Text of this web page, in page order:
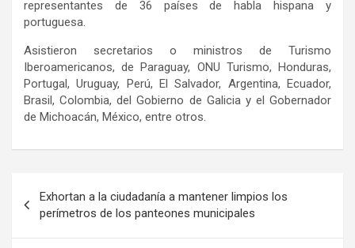
representantes de 36 países de habla hispana y
portuguesa.
Asistieron secretarios o ministros de Turismo
Iberoamericanos, de Paraguay, ONU Turismo, Honduras,
Portugal, Uruguay, Perú, El Salvador, Argentina, Ecuador,
Brasil, Colombia, del Gobierno de Galicia y el Gobernador
de Michoacán, México, entre otros.
de
entradas
Exhortan a la ciudadanía a mantener limpios los
perímetros de los panteones municipales